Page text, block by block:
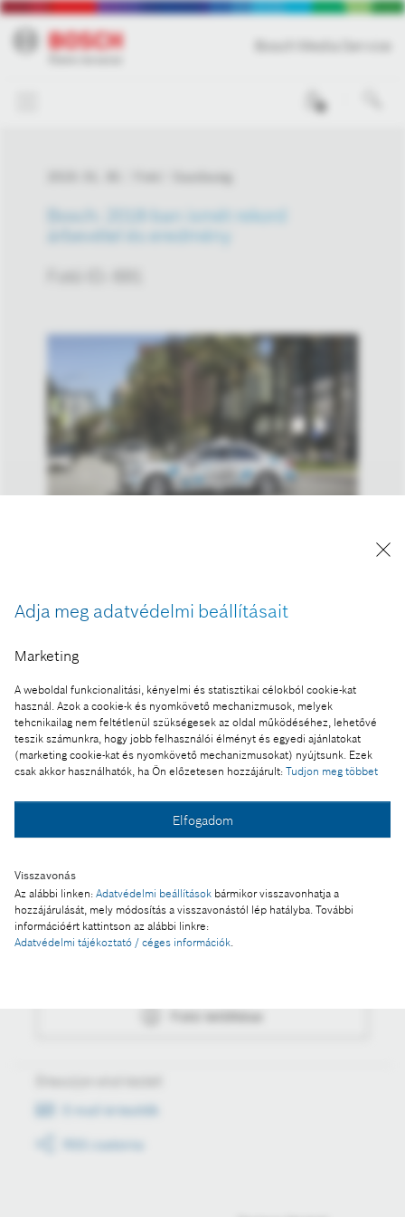
Adja meg adatvédelmi beállításait
Marketing
A weboldal funkcionalitási, kényelmi és statisztikai célokból cookie-kat
használ. Azok a cookie-k és nyomkövető mechanizmusok, melyek
tehcnikailag nem feltétlenül szükségesek az oldal működéséhez, lehetővé
teszik számunkra, hogy jobb felhasználói élményt és egyedi ajánlatokat
(marketing cookie-kat és nyomkövető mechanizmusokat) nyújtsunk. Ezek
csak akkor használhatók, ha Ön előzetesen hozzájárult: Tudjon meg többet
Elfogadom
Visszavonás
Az alábbi linken: Adatvédelmi beállítások bármikor visszavonhatja a
hozzájárulását, mely módosítás a visszavonástól lép hatályba. További
információért kattintson az alábbi linkre:
Adatvédelmi tájékoztató / céges információk.
Bosch: 2018-ban ismét rekord
árbevétel és eredmény
Bosch: 2018-ban ismét rekord árbevétel és
eredmény
Fotó a kosárba
Fotó letöltése
Műveletek
Fotó letöltése
E-mail értesítők
RSS csatorna